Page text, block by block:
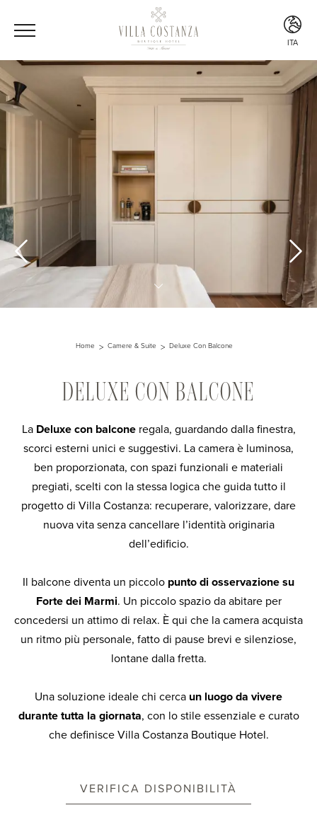
ITA
ENG
Home Camere & Suite Deluxe Con Balcone
DELUXE CON BALCONE
LaDeluxe con balconeregala, guardando dalla finestra,
scorci esterni unici e suggestivi. La camera è luminosa,
ben proporzionata, con spazi funzionali e materiali
pregiati, scelti con la stessa logica che guida tutto il
progetto di Villa Costanza: recuperare, valorizzare, dare
nuova vita senza cancellare l’identità originaria
dell’edificio.
Il balcone diventa un piccolo punto di osservazione su
Forte dei Marmi. Un piccolo spazio da abitare per
concedersi un attimo di relax. È qui che la camera acquista
un ritmo più personale, fatto di pause brevi e silenziose,
lontane dalla fretta.
Una soluzione ideale chi cerca un luogo da vivere
durante tutta la giornata, con lo stile essenziale e curato
che definisce Villa Costanza Boutique Hotel.
VERIFICA DISPONIBILITÀ